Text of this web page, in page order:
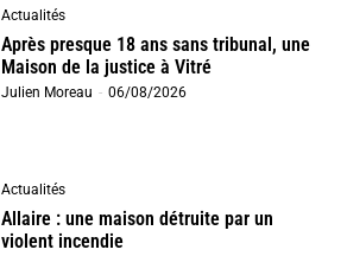
Actualités
Après presque 18 ans sans tribunal, une
Maison de la justice à Vitré
Julien Moreau - 06/08/2026
Actualités
Allaire : une maison détruite par un
violent incendie